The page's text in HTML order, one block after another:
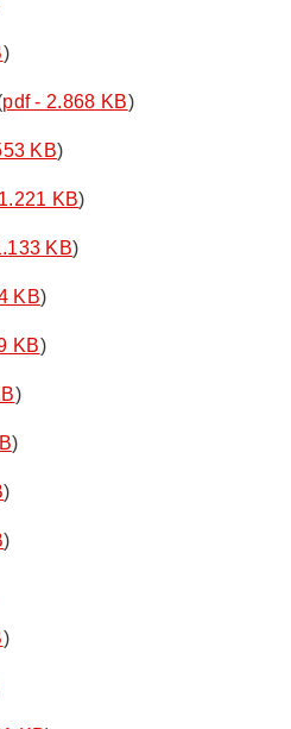
)
pdf - 2.868 KB)
KB)
KB)
KB)
KB)
KB)
)
)
)
)
)